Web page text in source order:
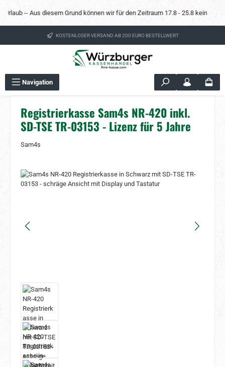
Zum Hauptinhalt springen
-- Aus diesem Grund können wir für den Zeitraum 17.8 - 25.8 keine
KOSTENLOSER VERSAND AB 200 EURO BESTELLWERT
Navigation
Registrierkasse Sam4s NR-420 inkl.
SD-TSE TR-03153 - Lizenz für 5 Jahre
Sam4s
Bildergalerie überspringen